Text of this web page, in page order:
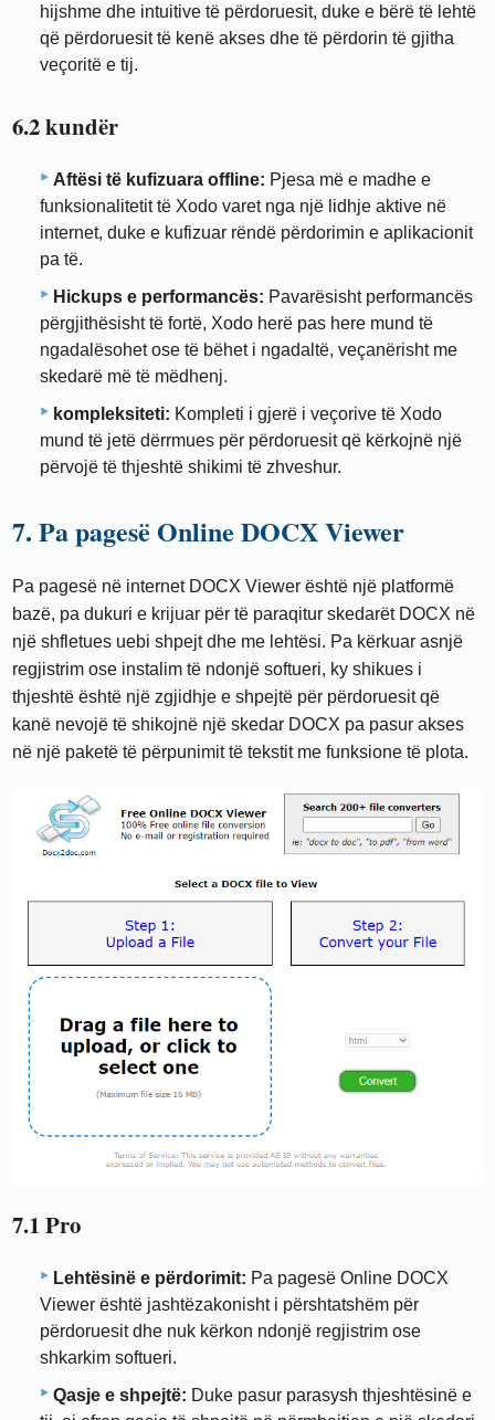
hijshme dhe intuitive të përdoruesit, duke e bërë të lehtë
që përdoruesit të kenë akses dhe të përdorin të gjitha
veçoritë e tij.
6.2 kundër
Aftësi të kufizuara offline: Pjesa më e madhe e
funksionalitetit të Xodo varet nga një lidhje aktive në
internet, duke e kufizuar rëndë përdorimin e aplikacionit
pa të.
Hickups e performancës: Pavarësisht performancës
përgjithësisht të fortë, Xodo herë pas here mund të
ngadalësohet ose të bëhet i ngadaltë, veçanërisht me
skedarë më të mëdhenj.
kompleksiteti: Kompleti i gjerë i veçorive të Xodo
mund të jetë dërrmues për përdoruesit që kërkojnë një
përvojë të thjeshtë shikimi të zhveshur.
7. Pa pagesë Online DOCX Viewer
Pa pagesë në internet DOCX Viewer është një platformë
bazë, pa dukuri e krijuar për të paraqitur skedarët DOCX në
një shfletues uebi shpejt dhe me lehtësi. Pa kërkuar asnjë
regjistrim ose instalim të ndonjë softueri, ky shikues i
thjeshtë është një zgjidhje e shpejtë për përdoruesit që
kanë nevojë të shikojnë një skedar DOCX pa pasur akses
në një paketë të përpunimit të tekstit me funksione të plota.
7.1 Pro
Lehtësinë e përdorimit: Pa pagesë Online DOCX
Viewer është jashtëzakonisht i përshtatshëm për
përdoruesit dhe nuk kërkon ndonjë regjistrim ose
shkarkim softueri.
Qasje e shpejtë: Duke pasur parasysh thjeshtësinë e